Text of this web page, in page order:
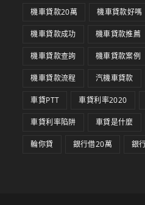
機車貸款20萬 機車貸款好嗎
機車貸款成功 機車貸款推薦
機車貸款查詢 機車貸款案例
機車貸款流程 汽機車貸款
車貸PTT 車貸利率2020
車貸利率陷阱 車貸是什麼
輪你貸 銀行借20萬 銀